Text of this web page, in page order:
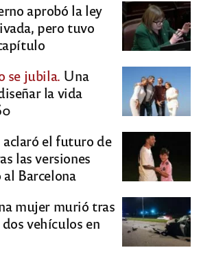
aprobó la ley
pero tuvo
se jubila. Una
la vida
el futuro de
las versiones
Barcelona
mujer murió tras
vehículos en